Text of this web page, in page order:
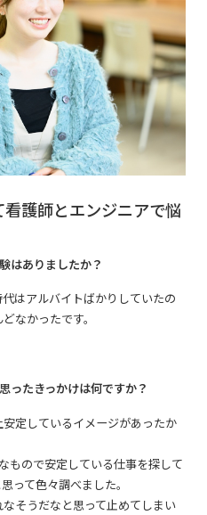
護師とエンジニアで悩
はありましたか？
はアルバイトばかりしていたの
なかったです。
ったきっかけは何ですか？
定しているイメージがあったか
もので安定している仕事を探して
って色々調べました。
そうだなと思って止めてしまい